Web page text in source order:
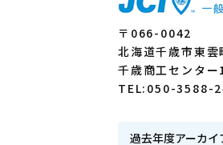
〒066-0042
北海道千歳市東雲
千歳商工センター
TEL:050-3588-